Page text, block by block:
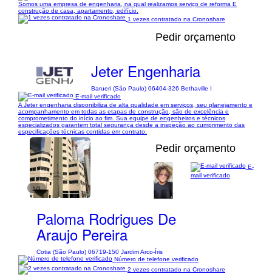
Somos uma empresa de engenharia, na qual realizamos serviço de reforma E
construção de casa, apartamento, edifício.
1 vezes contratado na Cronoshare
Pedir orçamento
Jeter Engenharia
Barueri (São Paulo) 06404-326 Bethaville I
E-mail verificado
A Jeter engenharia disponibiliza de alta qualidade em serviços, seu planejamento e
acompanhamento em todas as etapas de construção, são de excelência e
comprometimento do início ao fim. Sua equipe de engenheiros e técnicos
especializados garantem total segurança desde a inspeção ao cumprimento das
especificações técnicas contidas em contrato.
1/1
Pedir orçamento
Paloma Rodrigues De
Araujo Pereira
Cotia (São Paulo) 06719-150 Jardim Arco-Íris
E-
mail verificado
Número de telefone verificado
2 vezes contratado na Cronoshare